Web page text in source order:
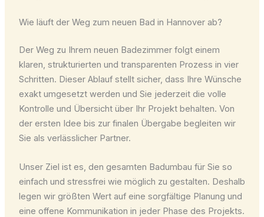
Wie läuft der Weg zum neuen Bad in Hannover ab?
Der Weg zu Ihrem neuen Badezimmer folgt einem
klaren, strukturierten und transparenten Prozess in vier
Schritten. Dieser Ablauf stellt sicher, dass Ihre Wünsche
exakt umgesetzt werden und Sie jederzeit die volle
Kontrolle und Übersicht über Ihr Projekt behalten. Von
der ersten Idee bis zur finalen Übergabe begleiten wir
Sie als verlässlicher Partner.
Unser Ziel ist es, den gesamten Badumbau für Sie so
einfach und stressfrei wie möglich zu gestalten. Deshalb
legen wir größten Wert auf eine sorgfältige Planung und
eine offene Kommunikation in jeder Phase des Projekts.